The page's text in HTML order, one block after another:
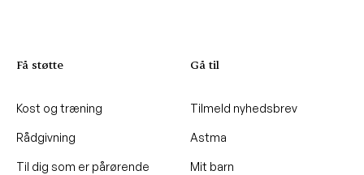
Få støtte
Kost og træning
Rådgivning
Til dig som er pårørende
Gå til
Tilmeld nyhedsbrev
Astma
Mit barn